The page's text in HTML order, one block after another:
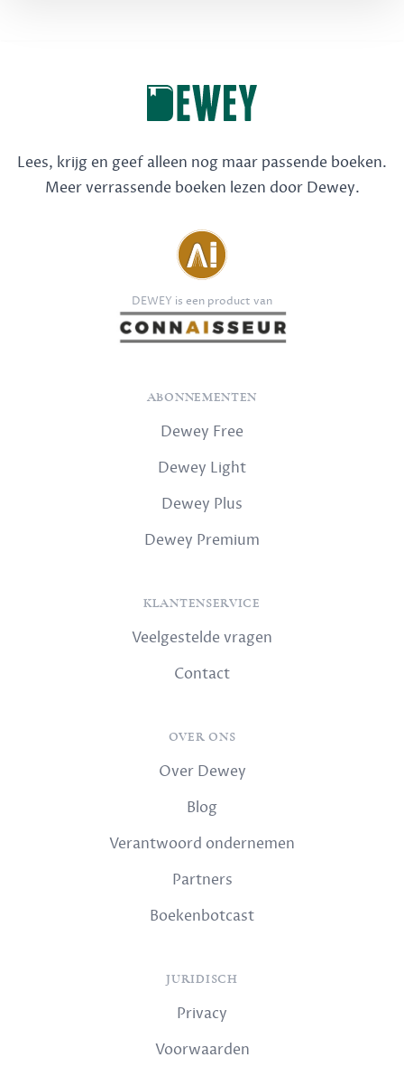
Lees, krijg en geef alleen nog maar passende boeken.
Meer verrassende boeken lezen door Dewey.
DEWEY is een product van
ABONNEMENTEN
Dewey Free
Dewey Light
Dewey Plus
Dewey Premium
KLANTENSERVICE
Veelgestelde vragen
Contact
OVER ONS
Over Dewey
Blog
Verantwoord ondernemen
Partners
Boekenbotcast
JURIDISCH
Privacy
Voorwaarden